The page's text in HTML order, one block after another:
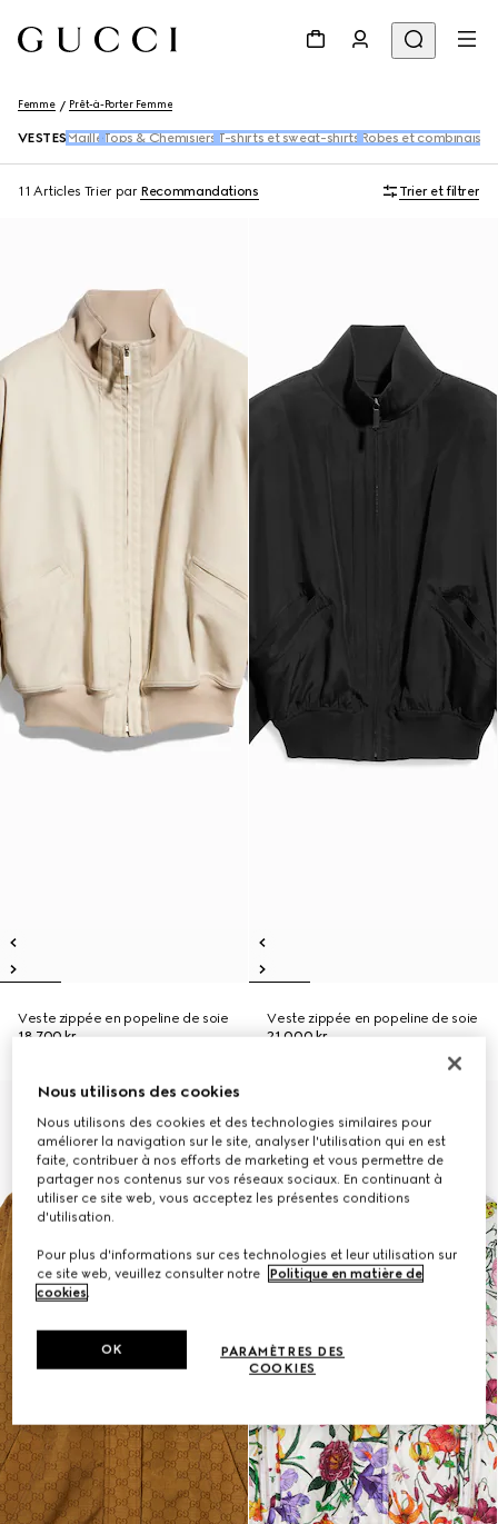
Femme Prêt-à-Porter Femme
VESTES MailleTops & Chemisiers T-shirts et sweat-shirts Robes et
11 Articles Trier par Recommandations Trier et filtrer
Veste zippée en popeline de soie
18.700 kr.
Veste zippée en popeline de soie
21.000 kr.
Nous utilisons des cookies
Nous utilisons des cookies et des technologies similaires pour
améliorer la navigation sur le site, analyser l'utilisation qui en est
faite, contribuer à nos efforts de marketing et vous permettre de
partager nos contenus sur vos réseaux sociaux. En continuant à
utiliser ce site web, vous acceptez les présentes conditions
d'utilisation.
Pour plus d'informations sur ces technologies et leur utilisation sur
ce site web, veuillez consulter notre
Politique en matière de
cookies.
PARAMÈTRES DES
COOKIES
OK